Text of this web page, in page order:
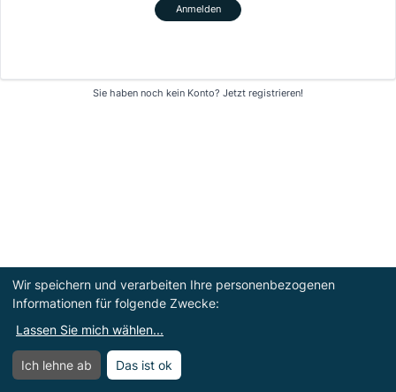
Menü öffnen
Anmelden
Sie haben noch kein Konto? Jetzt registrieren!
Wir speichern und verarbeiten Ihre personenbezogenen
Informationen für folgende Zwecke:
Lassen Sie mich wählen...
Ich lehne ab Das ist ok